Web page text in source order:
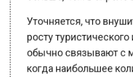
Уточняется, что
росту
обычно связывают с
когда наибольшее